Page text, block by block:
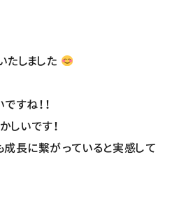
しました
すね！！
いです！
長に繋がっていると実感して